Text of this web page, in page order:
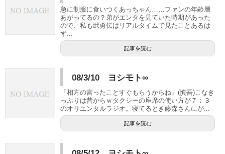
急に制服に食いつくあっちゃん……ファンの年齢層
あがってるの？弟がエンタを見ていた時期があった
ので、私も武勇伝はリアルタイムで見たことあるは
ず...
記事を読む
08/3/10 ヨシモト∞
「相方の言ったことすぐもらうからね」(慎吾)こなき
っぷりは昔からｗタクシーの座席の使い方が７：３
のオリエンタルラジオ。寝てるとき藤森さんにが...
記事を読む